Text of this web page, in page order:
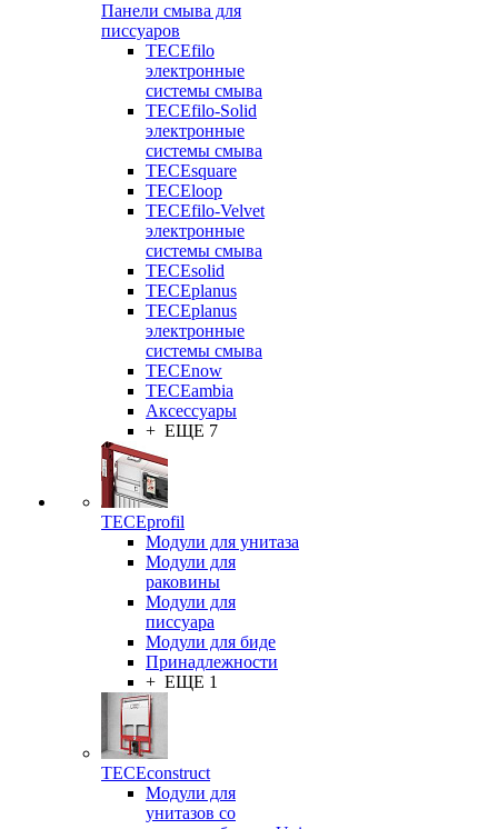
Панели смыва для
писсуаров
TECEfilo
электронные
системы смыва
TECEfilo-Solid
электронные
системы смыва
TECEsquare
TECEloop
TECEfilo-Velvet
электронные
системы смыва
TECEsolid
TECEplanus
TECEplanus
электронные
системы смыва
TECEnow
TECEambia
Аксессуары
+ ЕЩЕ 7
TECEprofil
Модули для унитаза
Модули для
раковины
Модули для
писсуара
Модули для биде
Принадлежности
+ ЕЩЕ 1
TECEconstruct
Модули для
унитазов со